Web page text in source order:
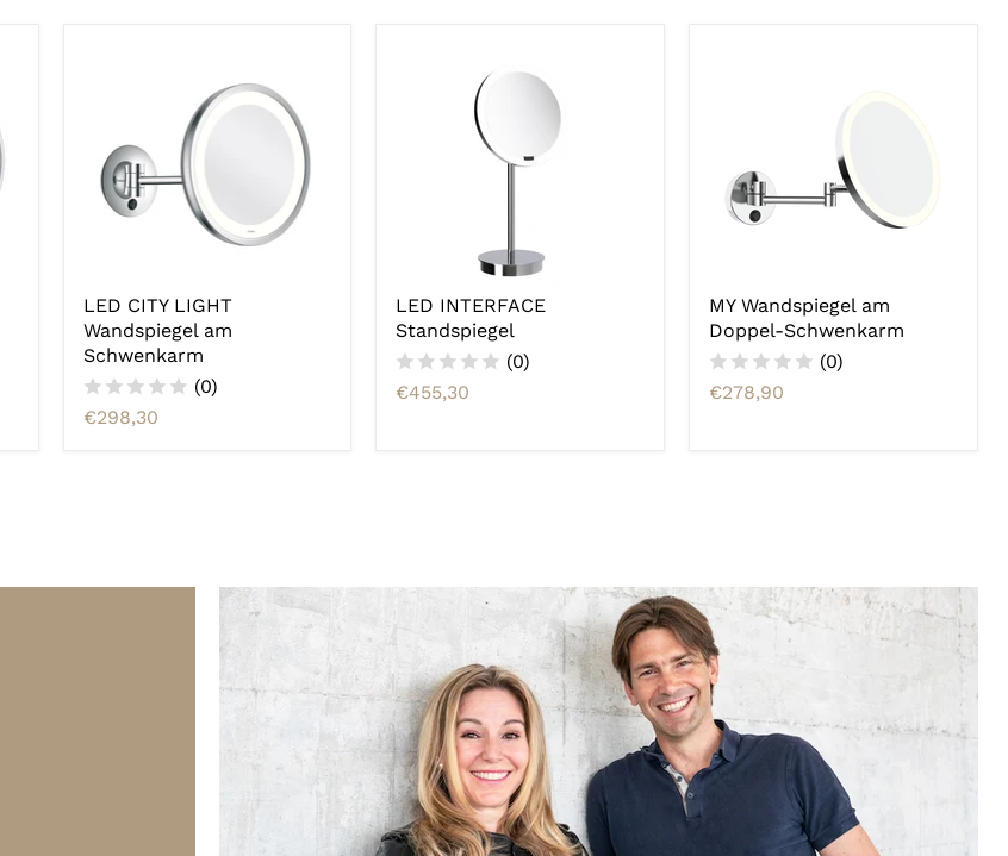
LED CITY LIGHT
Wandspiegel am
Schwenkarm
(0)
€298,30
LED INTERFACE
Standspiegel
(0)
€455,30
MY Wandspiegel am
Doppel-Schwenkarm
(0)
€278,90